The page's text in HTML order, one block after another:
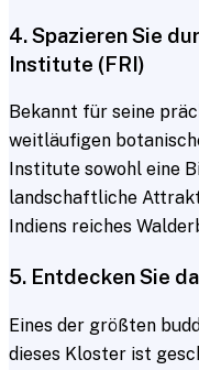
4. Spazieren Sie
Institute (FRI)
Bekannt für seine
weitläufigen
Institute sowohl eine
landschaftliche
Indiens reiches
5. Entdecken Sie
Eines der größten
dieses Kloster ist